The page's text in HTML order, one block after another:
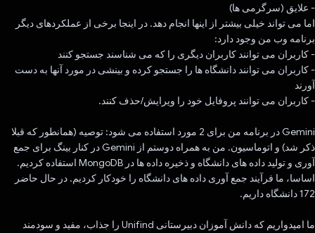
- علایق (سرگرمی ها)
اما می تواند خیلی بیشتر از اینها انجام دهد. در اینجا برخی از عملکردهای دیگر
برنامه وب من وجود دارد:
- کاربران می توانند کاربران دیگری را که می شناسند جستجو کنند
- کاربران می توانند دانشگاه ها را جستجو کرده و بینشی در مورد آنها به دست
آورند
- کاربران می توانند پروفایل خود را ویرایش/حذف کنند.
Gemini در برنامه من برای 2 مورد استفاده می شود: توصیه (همانطور که قبلا
ذکر شد) و اتوماسیون. من به همراه دوستم از Gemini در کنار بینگ برای جمع
آوری و تولید داده های دانشگاه و ذخیره داده ها در MongoDB استفاده کردیم.
اساسا، ما فرآیند جمع آوری داده های دانشگاه را خودکار کردیم. در حال حاضر
172 دانشگاه داریم.
ما امیدواریم که دانش آموزان دبیرستانی Unifind را جذاب، مفید و سودمند